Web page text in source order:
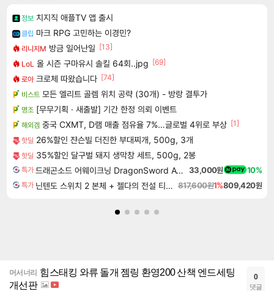
정보 치지직 애플TV 앱 출시
클립 마크 RPG 고민하는 이경민?
리니지M 방금 일어난일 [13]
LoL 올 시즌 구마유시 솔킬 64회..jpg [69]
로아 크로체 따왔습니다 [74]
비스트 모든 엘리트 골렘 위치 공략 (30개) - 방랑 결투가
명조 [무무기획 · 새출발] 기간 한정 의뢰 이벤트
해외겜 중국 CXMT, D램 매출 점유율 7%…글로벌 4위로 부상 [1]
핫딜 26%할인 쟌슨빌 더진한 부대찌개, 500g, 3개
핫딜 35%할인 달구벌 돼지 생막창 세트, 500g, 2봉
특가 드래곤소드 어웨이크닝 DragonSword Awakening 33,000원 10%
특가 닌텐도 스위치 2 본체 + 젤다의 전설 티어스 오브 더 킹덤 닌텐도 스위치 2 에디션 + 젤다의 전설 브레스 오브 더 와일드 닌텐도 스위치 2 에디션 번들 817,600원1%809,420원
머서너리 힘스태킹 와류 돌개 젬링 환영200 산책 엔드세팅
개선판
0
댓글